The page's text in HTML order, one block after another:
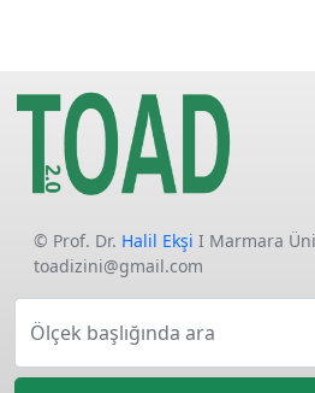
© Prof. Dr. Halil Ekşi I Marmara
toadizini@gmail.com
Ölçek başlığında ara